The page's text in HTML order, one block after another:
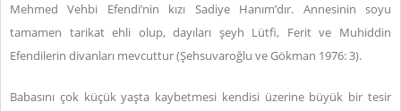
Mehmed Vehbi Efendi’nin kızı Sadiye Hanım’dır. Annesinin soyu
tamamen tarikat ehli olup, dayıları şeyh Lütfi, Ferit ve Muhiddin
Efendilerin divanları mevcuttur (Şehsuvaroğlu ve Gökman 1976: 3).
Babasını çok küçük yaşta kaybetmesi kendisi üzerine büyük bir tesir